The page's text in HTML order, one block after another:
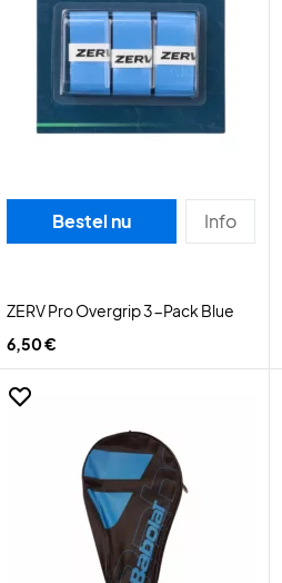
Bestel nu Info
ZERV Pro Overgrip 3-Pack Blue
6,50 €